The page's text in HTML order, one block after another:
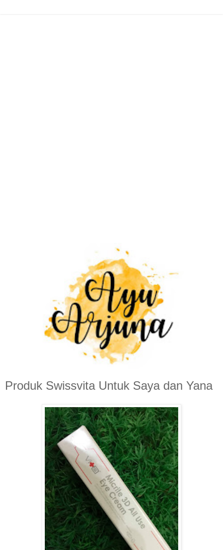
Produk Swissvita Untuk Saya dan Yana